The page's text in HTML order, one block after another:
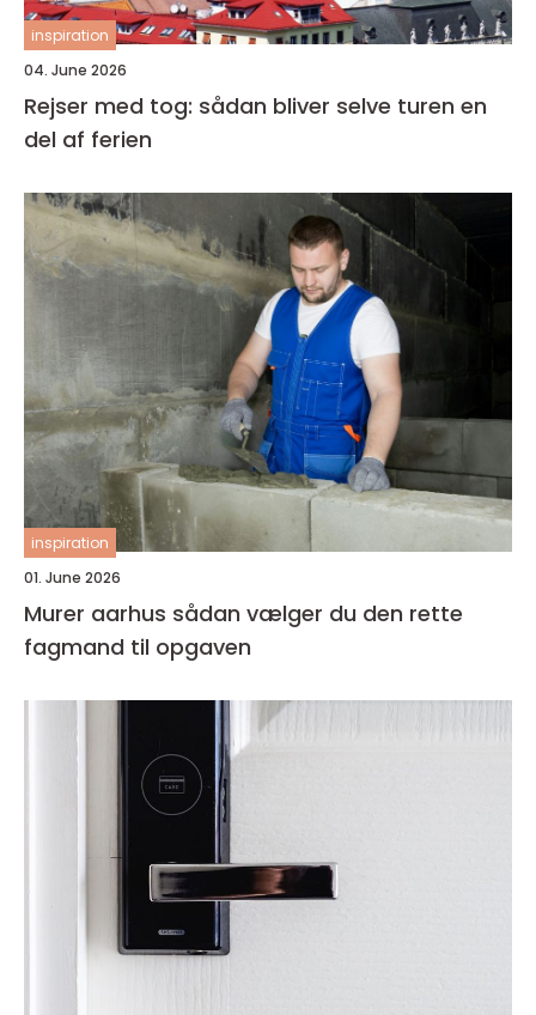
inspiration
04. June 2026
Rejser med tog: sådan bliver selve turen en
del af ferien
inspiration
01. June 2026
Murer aarhus sådan vælger du den rette
fagmand til opgaven